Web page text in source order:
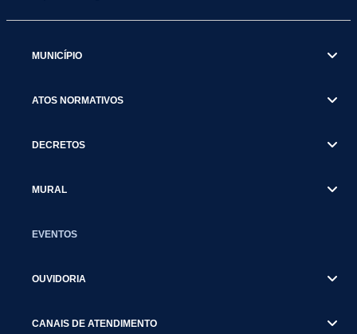
MUNICÍPIO
ATOS NORMATIVOS
DECRETOS
MURAL
EVENTOS
OUVIDORIA
CANAIS DE ATENDIMENTO